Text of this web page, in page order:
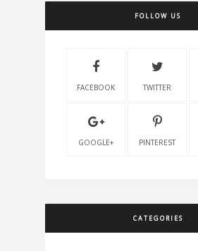
FOLLOW US
FACEBOOK TWITTER
GOOGLE+ PINTEREST
CATEGORIES